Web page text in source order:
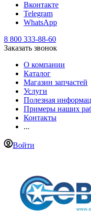
Вконтакте
Telegram
WhatsApp
8 800 333-88-60
Заказать звонок
О компании
Каталог
Магазин запчастей
Услуги
Полезная
Примеры наших
Контакты
...
Войти